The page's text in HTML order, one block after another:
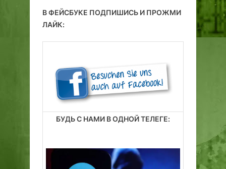
В ФЕЙСБУКЕ ПОДПИШИСЬ И ПРОЖМИ
ЛАЙК:
БУДЬ С НАМИ В ОДНОЙ ТЕЛЕГЕ: